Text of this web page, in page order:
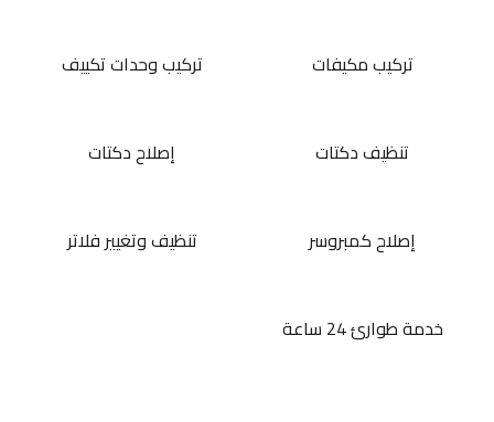
تركيب مكيفات تركيب وحدات تكييف
تنظيف دكتات إصلاح دكتات
إصلاح كمبروسر تنظيف وتغيير فلاتر
خدمة طوارئ 24 ساعة